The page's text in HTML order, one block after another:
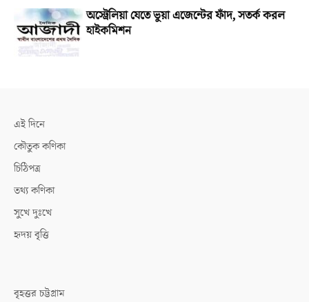
অস্ট্রেলিয়া যেতে ভুয়া এজেন্টের ফাঁদ, সতর্ক করল
হাইকমিশন
এই দিনে
কৌতুক কণিকা
চিঠিপত্র
তথ্য কণিকা
সুখে দুঃখে
হৃদয় বৃত্তি
বৃহত্তর চট্টগ্রাম